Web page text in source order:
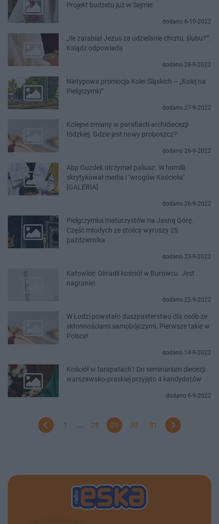
Projekt budżetu już w Sejmie
dodano 6-10-2022
„Ile zarabiał Jezus za udzielanie chrztu, ślubu?”.
Ksiądz odpowiada
dodano 28-9-2022
Nietypowa promocja Kolei Śląskich – „Kolej na
Pielgrzymki”
dodano 27-9-2022
Kolejne zmiany w parafiach archidiecezji
łódzkiej. Gdzie jest nowy proboszcz?
dodano 26-9-2022
Abp Guzdek otrzymał paliusz. W homilii
skrytykował media i "wrogów Kościoła"
[GALERIA]
dodano 26-9-2022
Pielgrzymka maturzystów na Jasną Górę.
Część młodych ze stolicy wyruszy 25
października
dodano 23-9-2022
Katowice: Okradli kościół w Burowcu. Jest
nagranie!
dodano 22-9-2022
W Łodzi powstało duszpasterstwo dla osób ze
skłonnościami samobójczymi. Pierwsze takie w
Polsce!
dodano 14-9-2022
Kościół w tarapatach? Do seminarium diecezji
warszawsko-praskiej przyjęto 4 kandydatów
dodano 6-9-2022
1 28 29 30 31